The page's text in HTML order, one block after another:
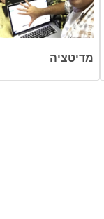
מדיטציה